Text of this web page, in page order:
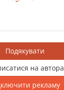
Подякувати
на автора
рекламу